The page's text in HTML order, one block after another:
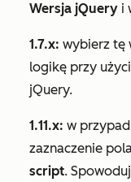
Wersja jQuery i
1.7.x: wybierz tę
logikę przy
jQuery.
1.11.x: w
zaznaczenie
script.